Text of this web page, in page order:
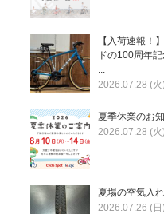
【入荷速報！
ドの100周年
...
2026.07.28 (火)
夏季休業のお
2026.07.28 (火)
夏場の空気入
2026.07.26 (日)